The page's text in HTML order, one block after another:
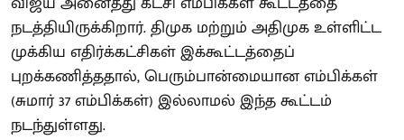
நடத்தியிருக்கிறார். திமுக மற்றும் அதிமுக உள்ளிட்ட
முக்கிய எதிர்க்கட்சிகள் இக்கூட்டத்தைப்
புறக்கணித்ததால், பெரும்பான்மையான எம்பிக்கள்
(சுமார் 37 எம்பிக்கள்) இல்லாமல் இந்த கூட்டம்
நடந்துள்ளது.